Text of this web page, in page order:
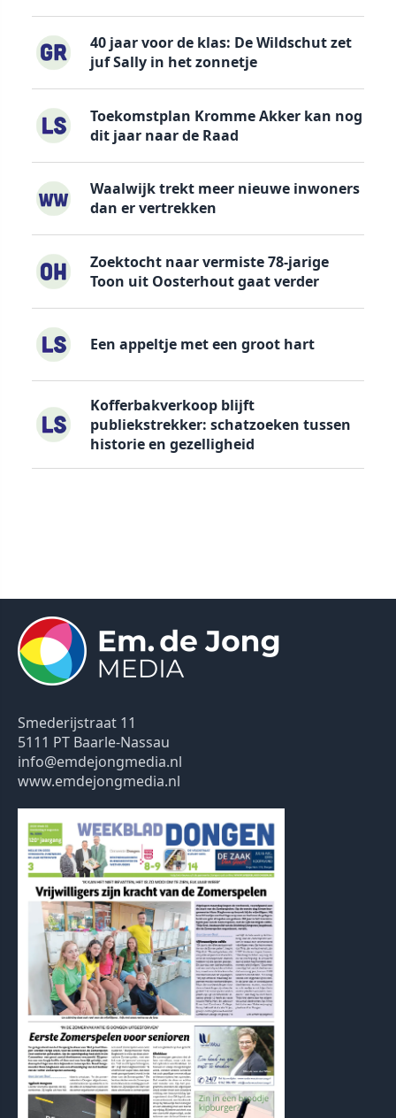
40 jaar voor de klas: De Wildschut zet
juf Sally in het zonnetje
Toekomstplan Kromme Akker kan nog
dit jaar naar de Raad
Waalwijk trekt meer nieuwe inwoners
dan er vertrekken
Zoektocht naar vermiste 78-jarige
Toon uit Oosterhout gaat verder
Een appeltje met een groot hart
Kofferbakverkoop blijft
publiekstrekker: schatzoeken tussen
historie en gezelligheid
Smederijstraat 11
5111 PT Baarle-Nassau
info@emdejongmedia.nl
www.emdejongmedia.nl